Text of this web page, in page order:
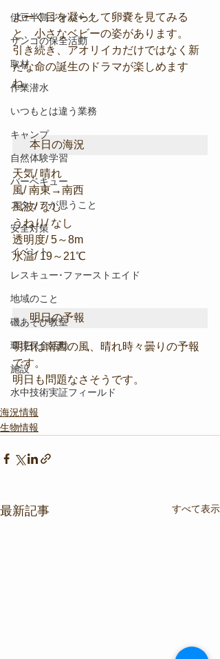
伊豆半島ジオパーク
サンゴの保全活動
取材
作業潜水
いつもとは違う業務
キャンプ
自然体験学習
バーベキュー
スタッフが思うこと
安全対策
イベント
レスキュー･ファーストエイド
地域のこと
磯あそび教室
環境保全活動
施設
水中技術実証フィールド
よーく目を凝らして卵嚢を見てみる
と、小さなベビーの姿があります。
引き続き、アオリイカだけではなく新
たな命の誕生のドラマが楽しめます
ね。
本日の海況
天気/ 晴れ
風/ 南東→南西
風波/ なし
うねり/ なし
透明度/ 5～8m
水温/ 19～21℃
明日の予報
明日は南西の風、晴れ時々曇りの予報
です。
明日も問題なさそうです。
海況情報
生物情報
最新記事 すべて表示